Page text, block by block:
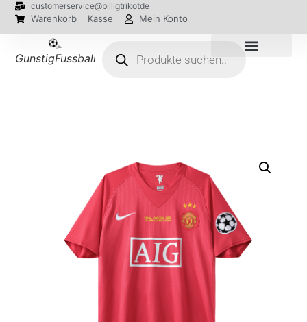
customerservice@billigtrikotde
Warenkorb Kasse Mein Konto
GunstigFussballTrikot